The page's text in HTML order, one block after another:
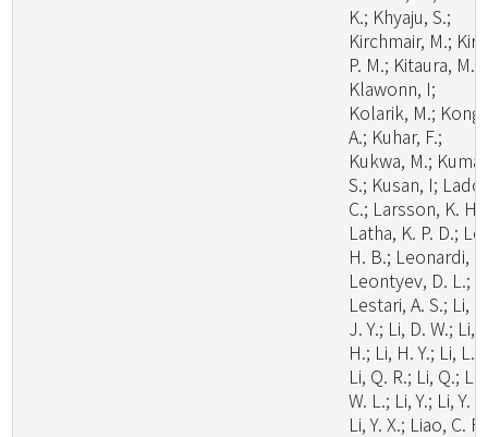
K.; Khyaju, S.;
Kirchmair, M.;
P. M.; Kitaura, M.
Klawonn, I;
Kolarik, M.; Kong,
A.; Kuhar, F.;
Kukwa, M.;
S.; Kusan, I; Lado,
C.; Larsson, K. H.;
Latha, K. P. D.;
H. B.; Leonardi,
Leontyev, D. L.;
Lestari, A. S.; Li,
J. Y.; Li, D. W.; Li,
H.; Li, H. Y.; Li, L.;
Li, Q. R.; Li, Q.; Li,
W. L.; Li, Y.; Li, Y.
Li, Y. X.; Liao, C. F.;